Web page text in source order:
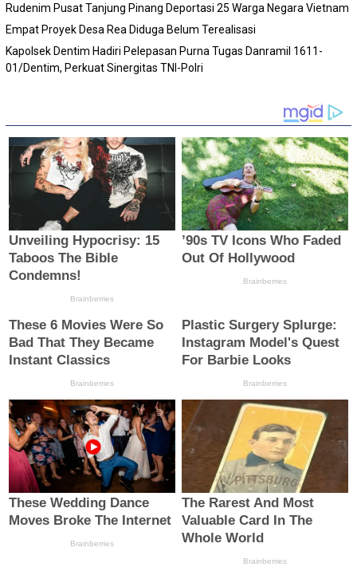
Rudenim Pusat Tanjung Pinang Deportasi 25 Warga Negara Vietnam
Empat Proyek Desa Rea Diduga Belum Terealisasi
Kapolsek Dentim Hadiri Pelepasan Purna Tugas Danramil 1611-
01/Dentim, Perkuat Sinergitas TNI-Polri